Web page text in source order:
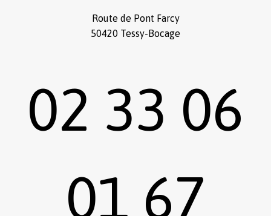
Route de Pont Farcy
50420 Tessy-Bocage
02 33 06
01 67